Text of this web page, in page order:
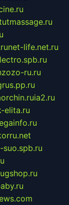
net-life.net.ru
ru.ru
ia2.ru
elita.ru
suo.spb.ru